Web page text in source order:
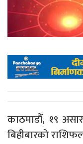
काठमाडौँ, १९
बिहीबारको